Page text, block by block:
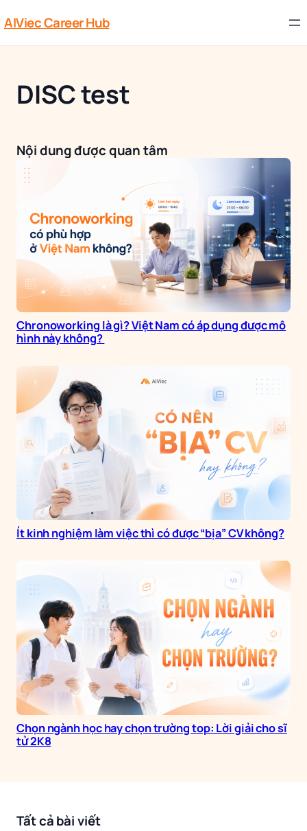
AIViec Career Hub
DISC test
Nội dung được quan tâm
Chronoworking là gì? Việt Nam có áp dụng được mô
hình này không?
Ít kinh nghiệm làm việc thì có được “bịa” CV không?
Chọn ngành học hay chọn trường top: Lời giải cho sĩ
tử 2K8
Tất cả bài viết